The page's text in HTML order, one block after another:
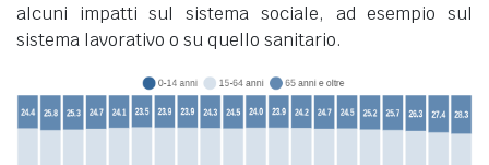
alcuni impatti sul sistema sociale, ad esempio sul
sistema lavorativo o su quello sanitario.